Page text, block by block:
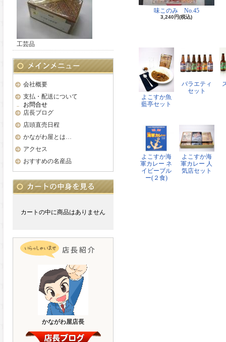
工芸品
会社概要
支払・配送について
お問合せ
店長ブログ
店頭直売日程
かながわ屋とは…
アクセス
おすすめの名産品
カートの中に商品はありません
かながわ屋店長
味このみ No.45
3,240円(税込)
よこすか魚
藍亭セット
バラエティ
セット
よこすか海
軍カレー ネ
イビーブル
ー(２食)
よこすか海
軍カレー 人
気店セット